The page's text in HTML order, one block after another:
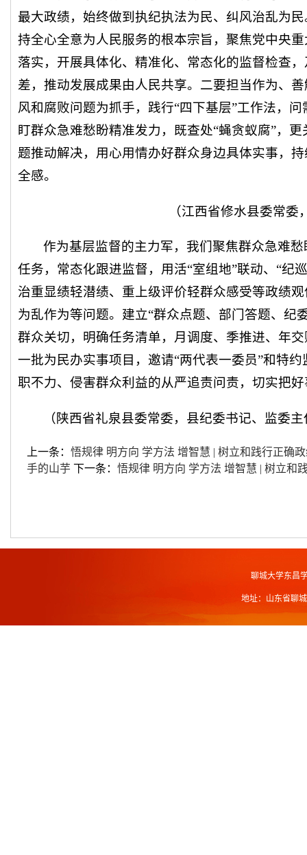
最大政绩，始终做到执纪执法为民、纠风治乱为
持全心全意为人民服务的根本宗旨，聚焦党中央
落实，开展具体化、精准化、常态化的监督检查
差，推动发展成果由人民共享。二要担当作为、
风和腐败问题为抓手，践行“四下基层”工作法，
盯群众急难愁盼精准发力，既查处“蝇贪蚁腐”，
题推动解决，用心用情办好群众身边具体实事，
全感。
（江西省修水县委常
作为基层监督的主力军，我们聚焦群众急难
任务，常态化跟进监督，用活“室组地”联动、“纪
治重显绩轻潜绩、重上级评价轻群众感受等政绩
为乱作为等问题。建立“群众点题、部门答题、纪
群众关切，明确任务清单，月调度、季推进、年
一批为民办实事项目，邀请“两代表一委员”和特
职不力、侵害群众利益的从严追责问责，切实把
（陕西省礼泉县委常委，县纪委书记、监委
上一条： 悟规律 明方向 学方法 增智慧 | 树立和践行正确
手的山芋 下一条： 悟规律 明方向 学方法 增智慧 | 树立
聊城大学东昌
地址：山东省聊